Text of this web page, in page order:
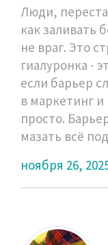
Люди,
как заливать
не враг. Это
гиалуронка -
если барьер
в маркетинг и
просто.
мазать всё
ноября 26,